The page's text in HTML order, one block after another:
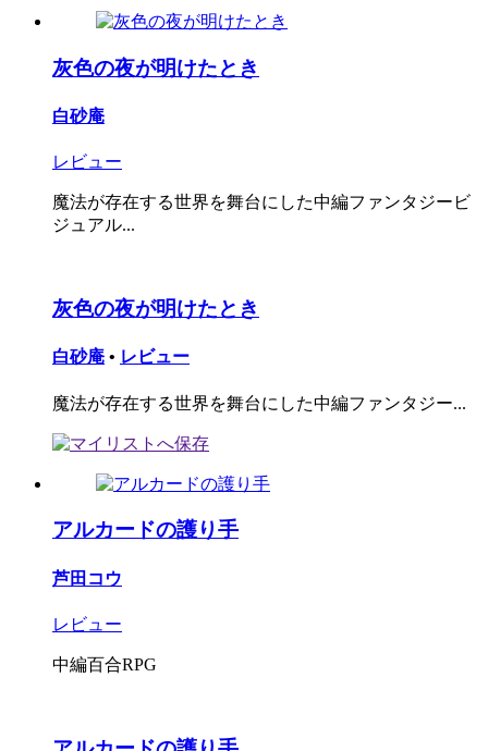
灰色の夜が明けたとき
白砂庵
レビュー
魔法が存在する世界を舞台にした中編ファンタジービ
ジュアル...
灰色の夜が明けたとき
白砂庵 • レビュー
魔法が存在する世界を舞台にした中編ファンタジー...
アルカードの護り手
芦田コウ
レビュー
中編百合RPG